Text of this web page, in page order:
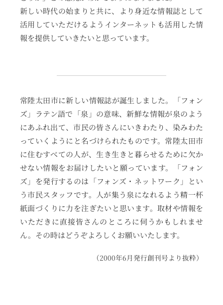
新しい時代の始まりと共に、より身近な情報誌として
活用していただけるようインターネットも活用した情
報を提供していきたいと思っています。
常陸太田市に新しい情報誌が誕生しました。「フォン
ズ」ラテン語で「泉」の意味、新鮮な情報が泉のよう
にあふれ出て、市民の皆さんにいきわたり、染みわた
っていくようにと名づけられたものです。常陸太田市
に住むすべての人が、生き生きと暮らせるために欠か
せない情報をお届けしたいと願っています。「フォン
ズ」を発行するのは「フォンズ・ネットワーク」とい
う市民スタッフです。人が集う泉になれるよう精一杯
紙面づくりに力を注ぎたいと思います。取材や情報を
いただきに直接皆さんのところに伺うかもしれませ
ん。その時はどうぞよろしくお願いいたします。
（2000年6月発行創刊号より抜粋）